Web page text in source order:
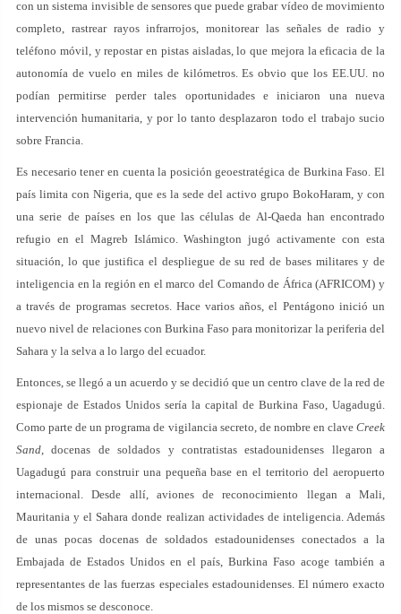
con un sistema invisible de sensores que puede grabar vídeo de movimiento
completo, rastrear rayos infrarrojos, monitorear las señales de radio y
teléfono móvil, y repostar en pistas aisladas, lo que mejora la eficacia de la
autonomía de vuelo en miles de kilómetros. Es obvio que los EE.UU. no
podían permitirse perder tales oportunidades e iniciaron una nueva
intervención humanitaria, y por lo tanto desplazaron todo el trabajo sucio
sobre Francia.
Es necesario tener en cuenta la posición geoestratégica de Burkina Faso. El
país limita con Nigeria, que es la sede del activo grupo BokoHaram, y con
una serie de países en los que las células de Al-Qaeda han encontrado
refugio en el Magreb Islámico. Washington jugó activamente con esta
situación, lo que justifica el despliegue de su red de bases militares y de
inteligencia en la región en el marco del Comando de África (AFRICOM) y
a través de programas secretos. Hace varios años, el Pentágono inició un
nuevo nivel de relaciones con Burkina Faso para monitorizar la periferia del
Sahara y la selva a lo largo del ecuador.
Entonces, se llegó a un acuerdo y se decidió que un centro clave de la red de
espionaje de Estados Unidos sería la capital de Burkina Faso, Uagadugú.
Como parte de un programa de vigilancia secreto, de nombre en clave Creek
Sand, docenas de soldados y contratistas estadounidenses llegaron a
Uagadugú para construir una pequeña base en el territorio del aeropuerto
internacional. Desde allí, aviones de reconocimiento llegan a Mali,
Mauritania y el Sahara donde realizan actividades de inteligencia. Además
de unas pocas docenas de soldados estadounidenses conectados a la
Embajada de Estados Unidos en el país, Burkina Faso acoge también a
representantes de las fuerzas especiales estadounidenses. El número exacto
de los mismos se desconoce.